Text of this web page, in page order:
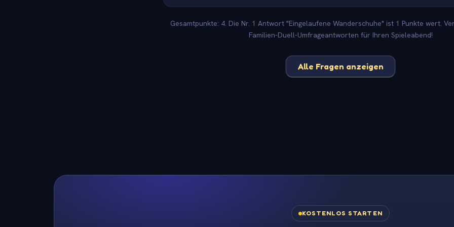
Gesamtpunkte: 4. Die Nr. 1 Antwort "Eingelaufene Wanderschuhe" ist 1 Punkte wert.
Familien-Duell-Umfrageantworten für Ihren Spieleabend!
Alle Fragen anzeigen
KOSTENLOS STARTEN